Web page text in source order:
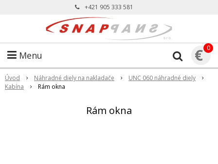
+421 905 333 581
Menu € 0
Úvod Náhradné diely na nakladače
UNC 060 náhradné diely
Kabína
Rám okna
Rám okna